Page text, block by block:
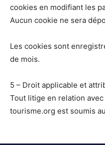
cookies en modifiant les
Aucun cookie ne sera
Les cookies sont
de mois.
5 – Droit applicable et
Tout litige en relation
tourisme.org est soumis